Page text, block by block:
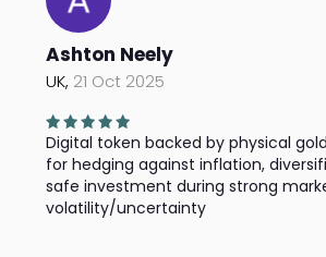
Ashton Neely
UK, 21 Oct 2025
Digital token backed by physical
for hedging against inflation,
safe investment during strong
volatility/uncertainty